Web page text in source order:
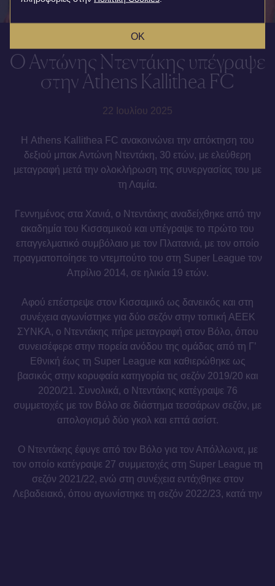
Ο Αντώνης Ντεντάκης υπέγραψε
στην Athens Kallithea FC
22 Ιουλίου 2025
Η Athens Kallithea FC ανακοινώνει την απόκτηση του
δεξιού μπακ Αντώνη Ντεντάκη, 30 ετών, με ελεύθερη
μεταγραφή μετά την ολοκλήρωση της συνεργασίας του με
τη Λαμία.
Γεννημένος στα Χανιά, ο Ντεντάκης αναδείχθηκε από την
ακαδημία του Κισσαμικού και υπέγραψε το πρώτο του
επαγγελματικό συμβόλαιο με τον Πλατανιά, με τον οποίο
πραγματοποίησε το ντεμπούτο του στη Super League τον
Απρίλιο 2014, σε ηλικία 19 ετών.
Αφού επέστρεψε στον Κισσαμικό ως δανεικός και στη
συνέχεια αγωνίστηκε για δύο σεζόν στην τοπική ΑΕΕΚ
ΣΥΝΚΑ, ο Ντεντάκης πήρε μεταγραφή στον Βόλο, όπου
συνεισέφερε στην πορεία ανόδου της ομάδας από τη Γ’
Εθνική έως τη Super League και καθιερώθηκε ως
βασικός στην κορυφαία κατηγορία τις σεζόν 2019/20 και
2020/21. Συνολικά, ο Ντεντάκης κατέγραψε 76
συμμετοχές με τον Βόλο σε διάστημα τεσσάρων σεζόν, με
απολογισμό δύο γκολ και επτά ασίστ.
Ο Ντεντάκης έφυγε από τον Βόλο για τον Απόλλωνα, με
τον οποίο κατέγραψε 27 συμμετοχές στη Super League τη
σεζόν 2021/22, ενώ στη συνέχεια εντάχθηκε στον
Λεβαδειακό, όπου αγωνίστηκε τη σεζόν 2022/23, κατά την
OK